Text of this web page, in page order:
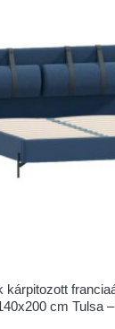
kárpitozott
cm Tulsa